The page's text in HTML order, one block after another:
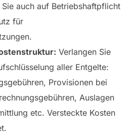
auch auf Betriebshaftpflicht
für
Verlangen Sie
aller Entgelte:
Provisionen bei
Auslagen
etc. Versteckte Kosten